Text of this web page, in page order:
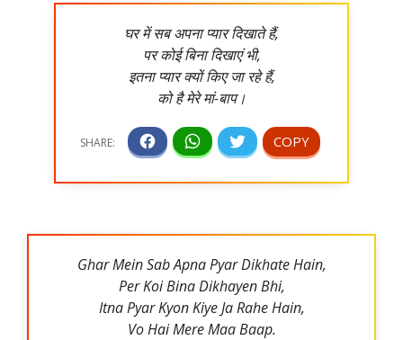
घर में सब अपना प्यार दिखाते हैं,
पर कोई बिना दिखाएं भी,
इतना प्यार क्यों किए जा रहे हैं,
को है मेरे मां-बाप।
Ghar Mein Sab Apna Pyar Dikhate Hain,
Per Koi Bina Dikhayen Bhi,
Itna Pyar Kyon Kiye Ja Rahe Hain,
Vo Hai Mere Maa Baap.